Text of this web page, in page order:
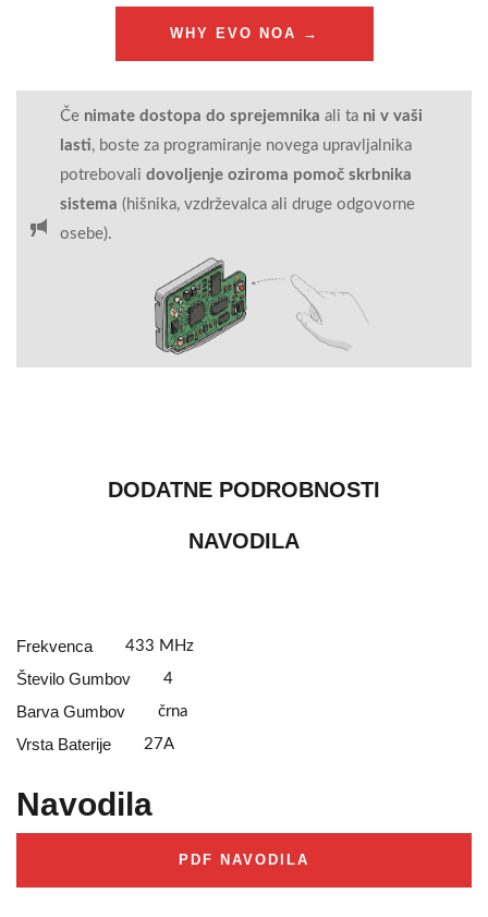
WHY EVO NOA →
Če nimate dostopa do sprejemnika ali ta ni v vaši
lasti, boste za programiranje novega upravljalnika
potrebovali dovoljenje oziroma pomoč skrbnika
sistema (hišnika, vzdrževalca ali druge odgovorne
osebe).
DODATNE PODROBNOSTI
NAVODILA
Frekvenca 433 MHz
Število Gumbov 4
Barva Gumbov črna
Vrsta Baterije 27A
Navodila
PDF NAVODILA